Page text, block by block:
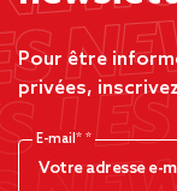
Pour être
privées,
E-mail*